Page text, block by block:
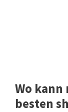
Wo kann
besten